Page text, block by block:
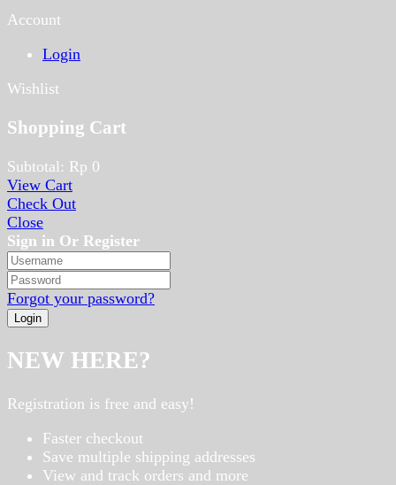
Account
Login
Wishlist
Shopping Cart
Subtotal: Rp 0
View Cart
Check Out
Close
Sign in Or Register
Forgot your password?
NEW HERE?
Registration is free and easy!
Faster checkout
Save multiple shipping addresses
View and track orders and more